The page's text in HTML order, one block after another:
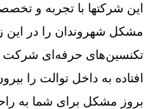
این شرکتها با تجربه و
مشکل شهروندان را در این
تکنسین‌های حرفه‌ای شرکت
افتاده به داخل توالت را
بروز مشکل برای شما به